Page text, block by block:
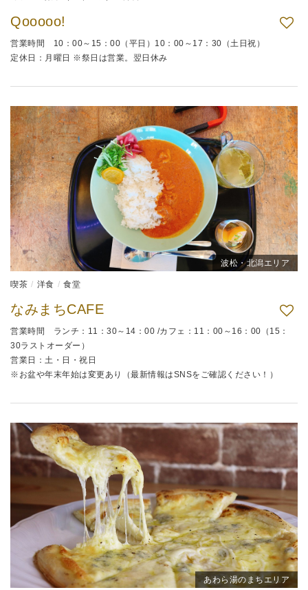
Qooooo!
営業時間 10：00～15：00（平日）10：00～17：30（土日祝）
定休日：月曜日 ※祭日は営業。翌日休み
波松・北潟エリア
喫茶 洋食 食堂
なみまちCAFE
営業時間 ランチ：11：30～14：00 /カフェ：11：00～16：00（15：
30ラストオーダー）
営業日：土・日・祝日
※お盆や年末年始は変更あり（最新情報はSNSをご確認ください！）
あわら湯のまちエリア